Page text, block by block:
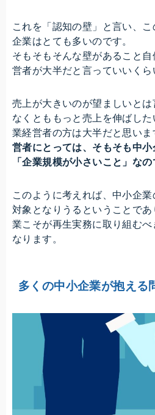
これを「認知の壁」と言い、
企業はとても多いのです。
そもそもそんな壁があること
営者が大半だと言っていいくら
売上が大きいのが望ましいと
なくとももっと売上を伸ばし
業経営者の方は大半だと思いま
営者にとっては、そもそも中
「企業規模が小さいこと」なの
このように考えれば、中小企
対象となりうるということで
業こそが再生実務に取り組む
なります。
多くの中小企業が抱える